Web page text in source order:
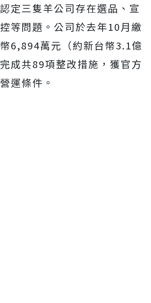
定三隻羊公司存在選品、宣
等問題。公司於去年10月繳
6,894萬元（約新台幣3.1億
成共89項整改措施，獲官方
運條件。